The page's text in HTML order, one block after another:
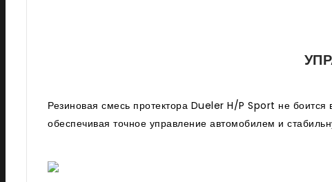
Резиновая смесь протектора Dueler H/P Sport не боится
обеспечивая точное управление автомобилем и